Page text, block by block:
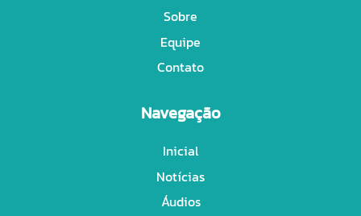
Navegação
Inicial
Notícias
Áudios
Sobre
Equipe
Contato